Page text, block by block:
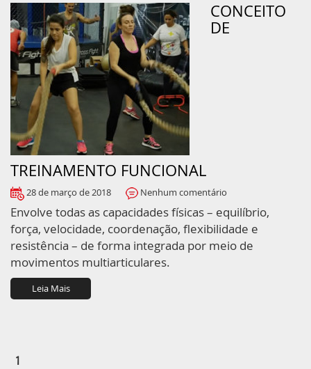
CONCEITO
DE
TREINAMENTO FUNCIONAL
28 de março de 2018 Nenhum comentário
Envolve todas as capacidades físicas – equilíbrio,
força, velocidade, coordenação, flexibilidade e
resistência – de forma integrada por meio de
movimentos multiarticulares.
Leia Mais
1